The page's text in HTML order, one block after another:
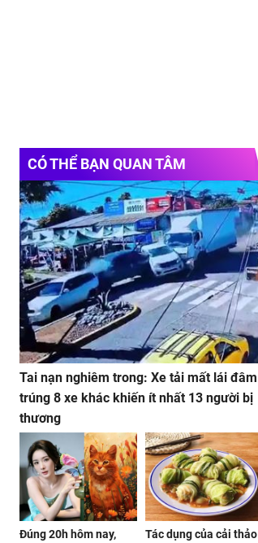
CÓ THỂ BẠN QUAN TÂM
Tai nạn nghiêm trong: Xe tải mất lái đâm
trúng 8 xe khác khiến ít nhất 13 người bị
thương
Đúng 20h hôm nay,
Tác dụng của cải thảo